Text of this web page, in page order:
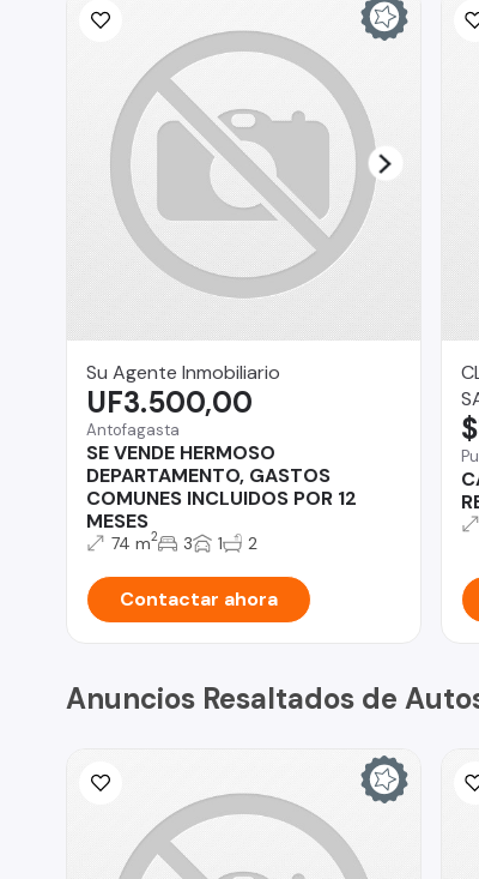
Su Agente Inmobiliario
Antofagasta
SE VENDE HERMOSO
DEPARTAMENTO, GASTOS
COMUNES INCLUIDOS POR 12
MESES
UF3.500,00
74 m2 3 1 2
Contactar ahora
Anuncios Resaltados de